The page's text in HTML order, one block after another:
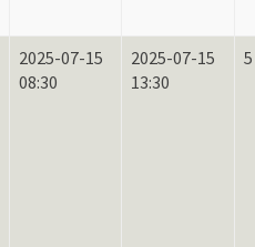
2025-07-15
08:30
2025-07-15
13:30
5